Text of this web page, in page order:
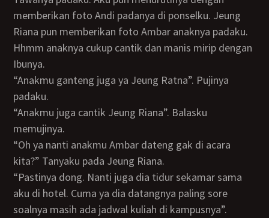
memberikan foto Andi padanya di ponselku. Jeung
Riana pun memberikan foto Ambar anaknya padaku.
Hhmm anaknya cukup cantik dan manis mirip dengan
Ibunya.
“Anakmu ganteng juga ya Jeung Ratna”. Pujinya
padaku.
“Anakmu juga cantik Jeung Riana”. Balasku
memujinya.
“Oh ya nanti anakmu Ambar dateng gak di acara
kita?” Tanyaku pada Jeung Riana.
“Pastinya dong. Nanti juga dia tidur sekamar sama
aku di hotel. Cuma ya dia datangnya paling sore
soalnya masih ada jadwal kuliah di kampusnya”.